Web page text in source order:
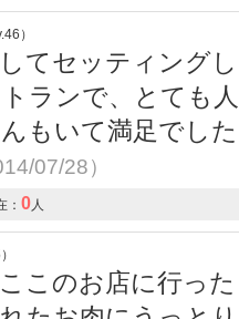
）
てセッティング
ランで、とても
もいて満足でし
07/28）
： 0人
このお店に行っ